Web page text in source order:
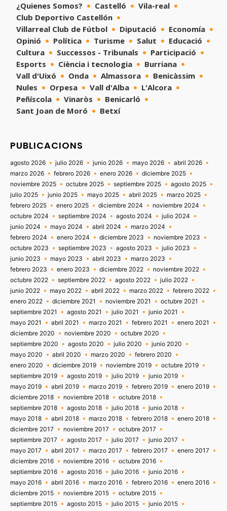
¿Quienes Somos? Castelló
Vila-real
Club Deportivo Castellón
Villarreal Club de Fútbol
Diputació
Economía
Opinió
Política Turisme Salut
Educació
Cultura
Successos - Tribunals
Participació
Esports
Ciència i tecnologia
Burriana
Vall d'Uixó
Onda Almassora
Benicàssim
Nules
Orpesa Vall d'Alba
L'Alcora
Peñíscola
Vinaròs
Benicarló
Sant Joan de Moró
Betxí
PUBLICACIONS
agosto 2026 julio 2026 junio 2026 mayo 2026
abril 2026
marzo 2026
febrero 2026 enero 2026
diciembre 2025
noviembre 2025
octubre 2025 septiembre 2025
agosto 2025
julio 2025
junio 2025 mayo 2025 abril 2025
marzo 2025
febrero 2025
enero 2025 diciembre 2024
noviembre 2024
octubre 2024
septiembre 2024 agosto 2024
julio 2024
junio 2024
mayo 2024 abril 2024
marzo 2024
febrero 2024
enero 2024 diciembre 2023
noviembre 2023
octubre 2023
septiembre 2023 agosto 2023
julio 2023
junio 2023
mayo 2023 abril 2023
marzo 2023
febrero 2023
enero 2023 diciembre 2022
noviembre 2022
octubre 2022
septiembre 2022 agosto 2022
julio 2022
junio 2022
mayo 2022 abril 2022 marzo 2022
febrero 2022
enero 2022
diciembre 2021 noviembre 2021
octubre 2021
septiembre 2021
agosto 2021 julio 2021
junio 2021
mayo 2021
abril 2021 marzo 2021 febrero 2021
enero 2021
diciembre 2020
noviembre 2020
octubre 2020
septiembre 2020
agosto 2020 julio 2020
junio 2020
mayo 2020
abril 2020 marzo 2020
febrero 2020
enero 2020
diciembre 2019 noviembre 2019
octubre 2019
septiembre 2019
agosto 2019 julio 2019
junio 2019
mayo 2019
abril 2019 marzo 2019 febrero 2019
enero 2019
diciembre 2018
noviembre 2018
octubre 2018
septiembre 2018
agosto 2018 julio 2018
junio 2018
mayo 2018
abril 2018 marzo 2018 febrero 2018
enero 2018
diciembre 2017
noviembre 2017
octubre 2017
septiembre 2017
agosto 2017 julio 2017
junio 2017
mayo 2017
abril 2017 marzo 2017 febrero 2017
enero 2017
diciembre 2016
noviembre 2016
octubre 2016
septiembre 2016
agosto 2016 julio 2016
junio 2016
mayo 2016
abril 2016 marzo 2016 febrero 2016
enero 2016
diciembre 2015
noviembre 2015
octubre 2015
septiembre 2015
agosto 2015 julio 2015
junio 2015